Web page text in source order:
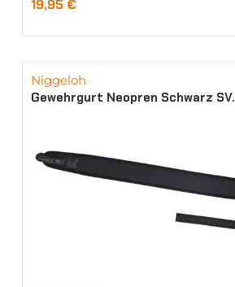
19,95 €
Niggeloh
Gewehrgurt Neopren Schwarz SV.